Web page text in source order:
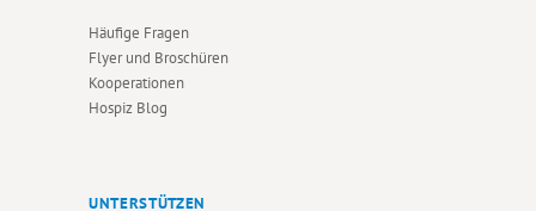
Häufige Fragen
Flyer und Broschüren
Kooperationen
Hospiz Blog
UNTERSTÜTZEN